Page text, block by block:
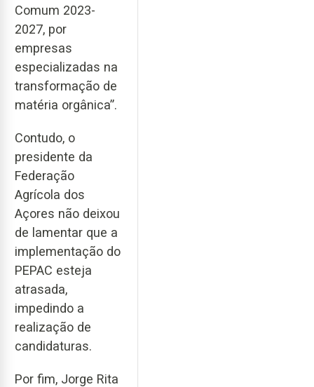
Comum 2023-
2027, por
empresas
especializadas na
transformação de
matéria orgânica”.
Contudo, o
presidente da
Federação
Agrícola dos
Açores não deixou
de lamentar que a
implementação do
PEPAC esteja
atrasada,
impedindo a
realização de
candidaturas.
Por fim, Jorge Rita